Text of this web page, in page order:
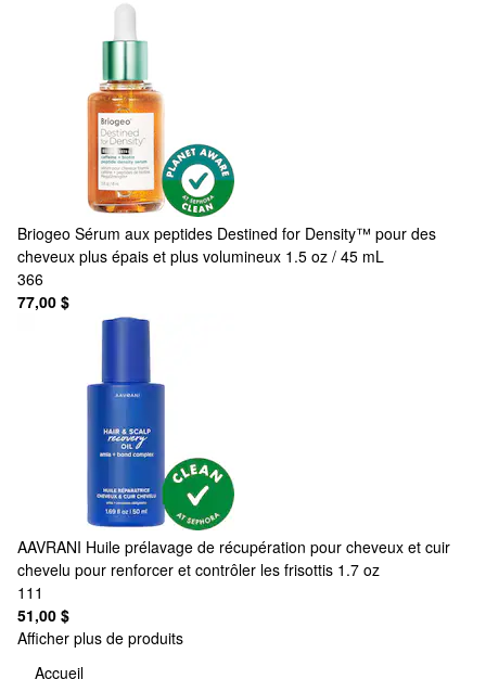
Briogeo Sérum aux peptides Destined for Density™ pour des
cheveux plus épais et plus volumineux 1.5 oz / 45 mL
366
77,00 $
AAVRANI Huile prélavage de récupération pour cheveux et cuir
chevelu pour renforcer et contrôler les frisottis 1.7 oz
111
51,00 $
Afficher plus de produits
Accueil